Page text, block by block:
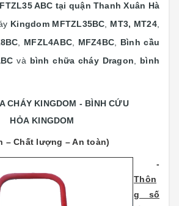
ABC tại quận Thanh Xuân Hà
Kingdom MFTZL35BC MT3, MT24,
MFZL4ABC, MFZ4BC
Bình cầu
và bình chữa cháy Dragon
bình
CHÁY KINGDOM - BÌNH CỨU
HỎA KINGDOM
– Chất lượng – An toàn)
-
Thôn
g số